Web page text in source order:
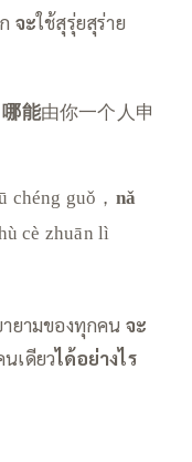
จะใช้สุรุ่ยสุร่าย
哪能由你一个人申
guǒ， nǎ
cè zhuān lì
ยามของทุกคน จะ
เดียวได้อย่างไร